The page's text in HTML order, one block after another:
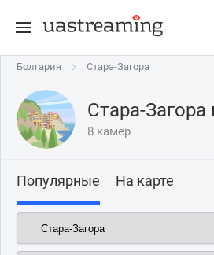
Болгария Стара-Загора
Болгария Стара-Загора
Стара-
8 камер
Популярные На карте